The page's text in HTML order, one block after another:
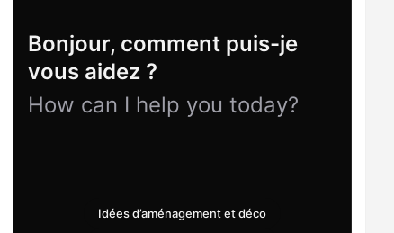
Bonjour, comment puis-je
vous aidez ?
How can I help you today?
Idées d’aménagement et déco